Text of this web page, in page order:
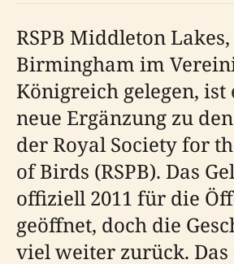
RSPB Middleton
Birmingham im
Königreich gelegen,
neue Ergänzung zu
der Royal Society for
of Birds (RSPB). Das
offiziell 2011 für die
geöffnet, doch die
viel weiter zurück. Das